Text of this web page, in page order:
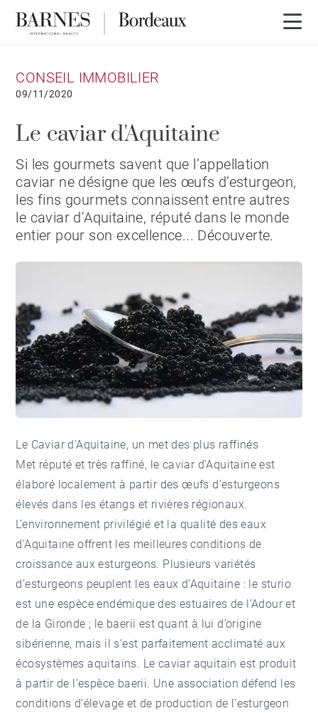
CONSEIL IMMOBILIER
09/11/2020
Le caviar d'Aquitaine
Si les gourmets savent que l’appellation
caviar ne désigne que les œufs d’esturgeon,
les fins gourmets connaissent entre autres
le caviar d’Aquitaine, réputé dans le monde
entier pour son excellence... Découverte.
Le Caviar d'Aquitaine, un met des plus raffinés
Met réputé et très raffiné, le caviar d’Aquitaine est
élaboré localement à partir des œufs d’esturgeons
élevés dans les étangs et rivières régionaux.
L’environnement privilégié et la qualité des eaux
d’Aquitaine offrent les meilleures conditions de
croissance aux esturgeons. Plusieurs variétés
d’esturgeons peuplent les eaux d’Aquitaine : le sturio
est une espèce endémique des estuaires de l’Adour et
de la Gironde ; le baerii est quant à lui d’origine
sibérienne, mais il s’est parfaitement acclimaté aux
écosystèmes aquitains. Le caviar aquitain est produit
à partir de l’espèce baerii. Une association défend les
conditions d’élevage et de production de l’esturgeon